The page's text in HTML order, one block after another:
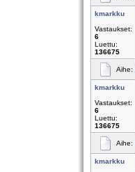
kmarkku
Vastaukset:
6
Luettu:
136675
Aihe:
kmarkku
Vastaukset:
6
Luettu:
136675
Aihe:
kmarkku